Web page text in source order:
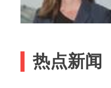
热点新闻